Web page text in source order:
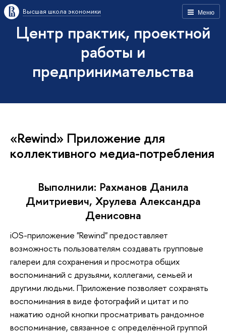
Меню
Высшая школа экономики
Центр практик, проектной
работы и
предпринимательства
«Rewind» Приложение для
коллективного медиа-потребления
Выполнили: Рахманов Данила
Дмитриевич, Хрулева Александра
Денисовна
iOS-приложение "Rewind" предоставляет
возможность пользователям создавать групповые
галереи для сохранения и просмотра общих
воспоминаний с друзьями, коллегами, семьей и
другими людьми. Приложение позволяет сохранять
воспоминания в виде фотографий и цитат и по
нажатию одной кнопки просматривать рандомное
воспоминание, связанное с определённой группой